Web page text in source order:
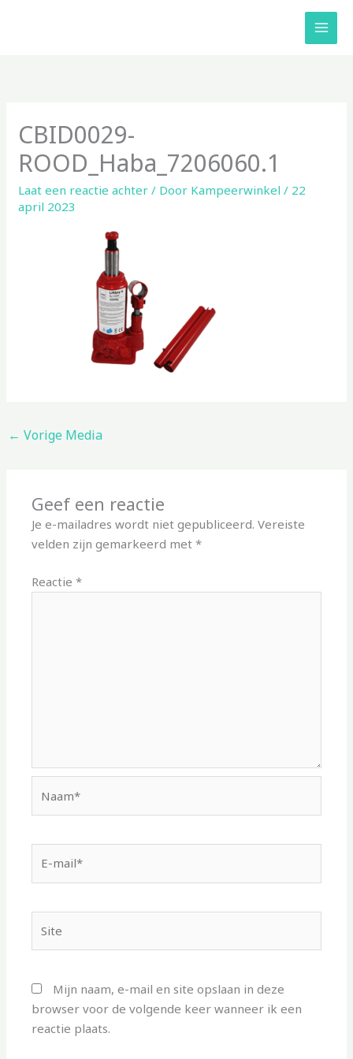
CBID0029-
ROOD_Haba_7206060.1
Laat een reactie achter / Door Kampeerwinkel/ 22
april 2023
← Vorige Media
Geef een reactie
Je e-mailadres wordt niet gepubliceerd. Vereiste
velden zijn gemarkeerd met*
Reactie*
mail*
Mijn naam, e-mail en site opslaan in deze
browser voor de volgende keer wanneer ik een
reactie plaats.